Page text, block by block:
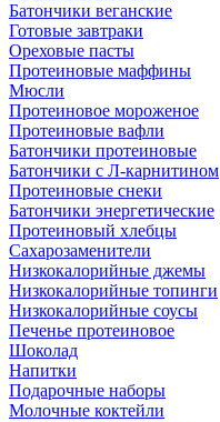
Батончики веганские
Готовые завтраки
Ореховые пасты
Протеиновые маффины
Мюсли
Протеиновое мороженое
Протеиновые вафли
Батончики протеиновые
Батончики с Л-карнитином
Протеиновые снеки
Батончики энергетические
Протеиновый хлебцы
Сахарозаменители
Низкокалорийные джемы
Низкокалорийные топинги
Низкокалорийные соусы
Печенье протеиновое
Шоколад
Напитки
Подарочные наборы
Молочные коктейли